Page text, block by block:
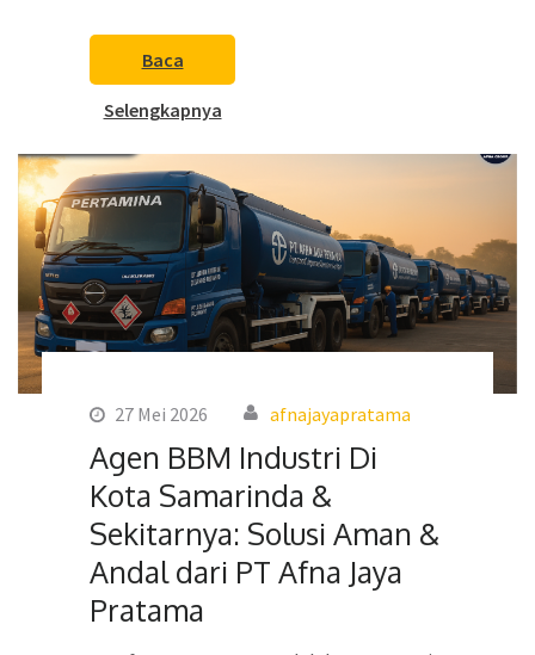
Baca
Selengkapnya
27 Mei 2026 afnajayapratama
Agen BBM Industri Di
Kota Samarinda &
Sekitarnya: Solusi Aman &
Andal dari PT Afna Jaya
Pratama